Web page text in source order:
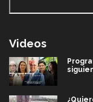
Videos